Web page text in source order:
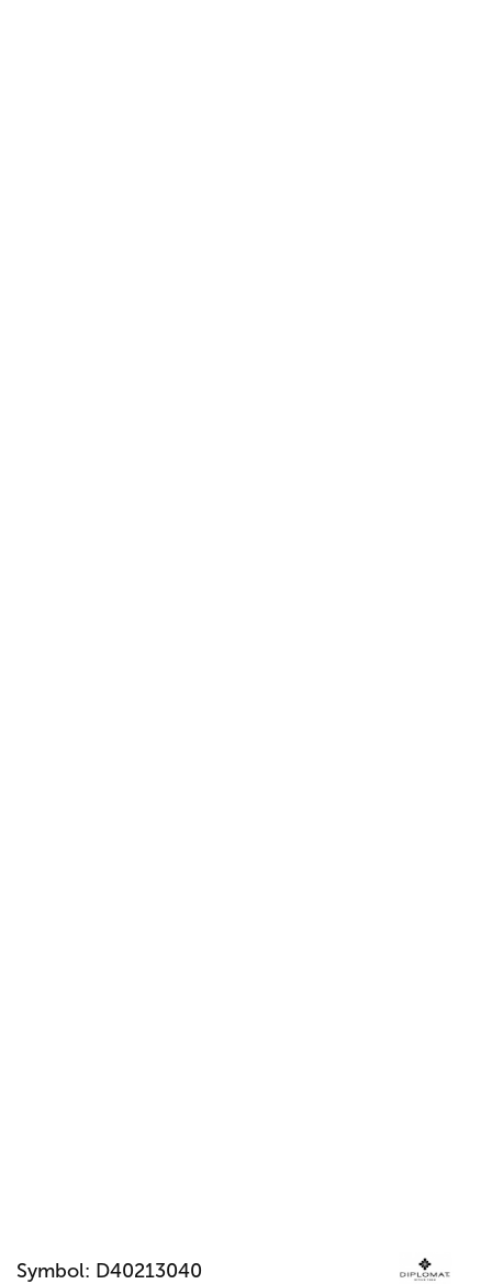
Symbol: D40213040